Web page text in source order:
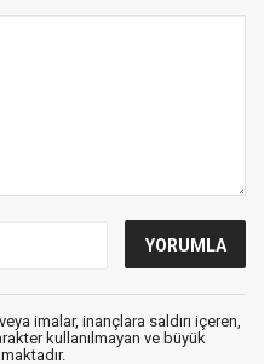
imalar, inançlara saldırı içeren,
kullanılmayan ve büyük